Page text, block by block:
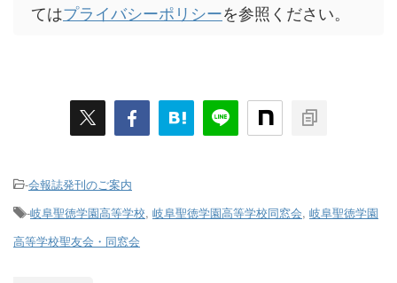
てはプライバシーポリシーを参照ください。
-会報誌発刊のご案内
-岐阜聖徳学園高等学校, 岐阜聖徳学園高等学校同窓会, 岐阜聖徳学園
高等学校聖友会・同窓会